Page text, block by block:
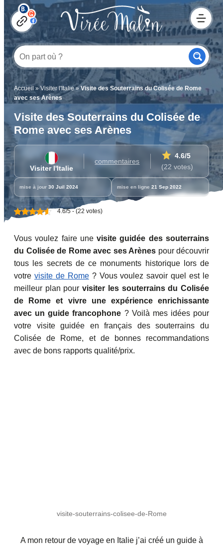
Accueil »Visiter l'Italie»Visite des Souterrains du Colisée de Rome
avec ses Arènes
Visite des Souterrains du Colisée de
Rome avec ses Arènes
Visiter l'Italie
commentaires
4.6/5
(22 votes)
mise à jour 30 Juil 2024 mise en ligne 21 Sep 2022
4.6/5 - (22 votes)
Vous voulez faire unevisite guidée des souterrains
du Colisée de Rome avec ses Arènes pour découvrir
tous les secrets de ce monuments historique lors de
votre visite de Rome? Vous voulez savoir quel est le
meilleur plan pourvisiter les souterrains du Colisée
de Rome et vivre une expérience enrichissante
avec un guide francophone ? Voilà mes idées pour
votre visite guidée en français des souterrains du
Colisée de Rome, et de bonnes recommandations
avec de bons rapports qualité/prix.
visite-souterrains-colisee-de-Rome
A mon retour de voyage en Italie j’ai créé un guide à